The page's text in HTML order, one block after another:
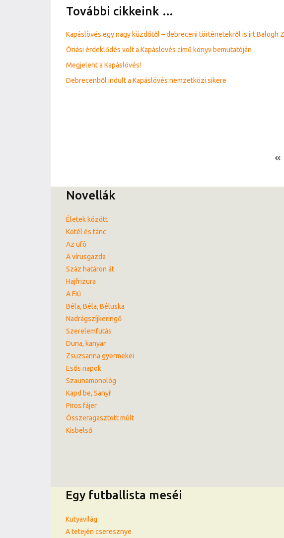
További cikkeink …
Kapáslövés egy nagy küzdőtől – debreceni történetekről is írt Balogh
Óriási érdeklődés volt a Kapáslövés című könyv bemutatóján
Megjelent a Kapáslövés!
Debrecenből indult a Kapáslövés nemzetközi sikere
Novellák
Életek között
Kötél és tánc
Az ufó
A vírusgazda
Száz határon át
Hajfrizura
A Fiú
Béla, Béla, Béluska
Nadrágszíjkeringő
Szerelemfutás
Duna, kanyar
Zsuzsanna gyermekei
Esős napok
Szaunamonológ
Kapd be, Sanyi!
Piros fájer
Összeragasztott múlt
Kisbelső
Egy futballista meséi
Kutyavilág
A tetején cseresznye